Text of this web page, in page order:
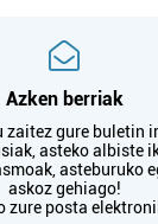
Azken berriak
zaitez gure buletin
asteko albiste
asteburuko
askoz gehiago!
zure posta